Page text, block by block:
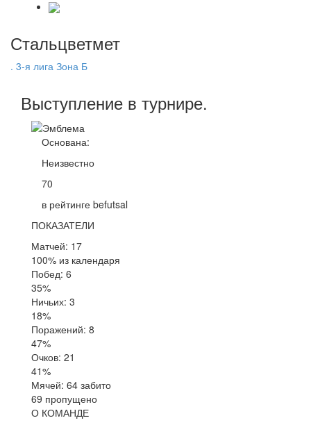
Стальцветмет
. 3-я лига Зона Б
Выступление в турнире.
Основана:
Неизвестно
70
в рейтинге befutsal
ПОКАЗАТЕЛИ
Матчей: 17
100% из календаря
Побед: 6
35%
Ничьих: 3
18%
Поражений: 8
47%
Очков: 21
41%
Мячей: 64 забито
69 пропущено
О КОМАНДЕ